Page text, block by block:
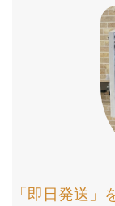
「即日発送